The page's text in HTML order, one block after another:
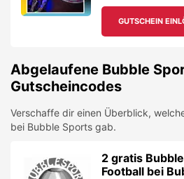
GUTSCHEIN
Abgelaufene Bubble
Gutscheincodes
Verschaffe dir einen Überblick,
bei Bubble Sports gab.
2 gratis
Football bei